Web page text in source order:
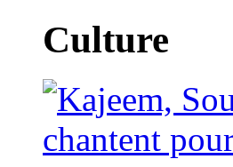
Culture